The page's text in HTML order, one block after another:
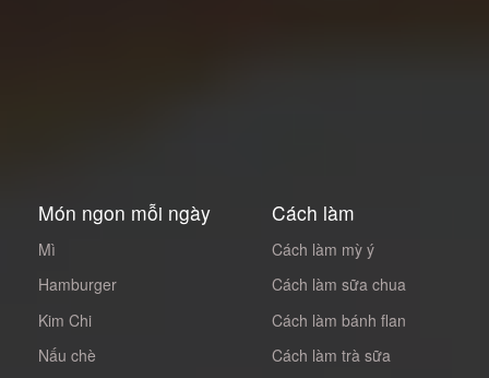
Món ngon mỗi ngày
Mì
Hamburger
Kim Chi
Nấu chè
Cách làm
Cách làm mỳ ý
Cách làm sữa chua
Cách làm bánh flan
Cách làm trà sữa